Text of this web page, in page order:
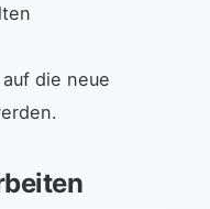
die neue